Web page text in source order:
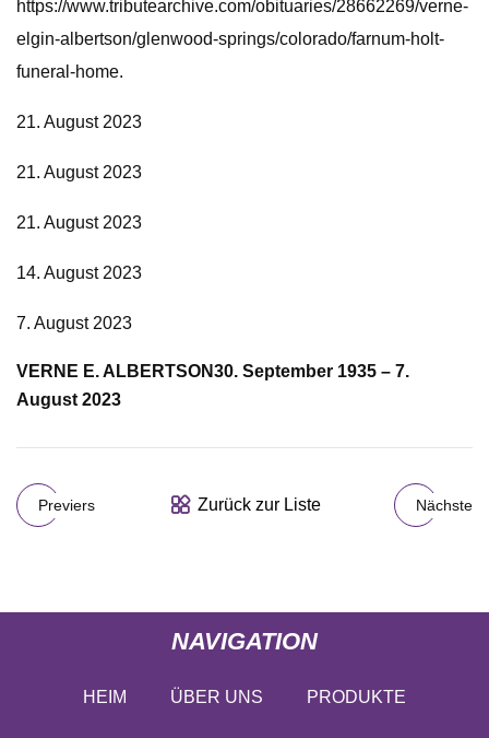
https://www.tributearchive.com/obituaries/28662269/verne-
elgin-albertson/glenwood-springs/colorado/farnum-holt-
funeral-home.
21. August 2023
21. August 2023
21. August 2023
14. August 2023
7. August 2023
VERNE E. ALBERTSON30. September 1935 – 7.
August 2023
Previers Zurück zur Liste Nächste
NAVIGATION
HEIM ÜBER UNS PRODUKTE